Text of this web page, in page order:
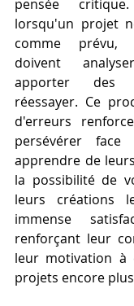
pensée
lorsqu'un projet
comme prévu,
doivent
apporter des
réessayer. Ce
d'erreurs
persévérer
apprendre de
la possibilité de
leurs créations
immense
renforçant leur
leur motivation à
projets encore